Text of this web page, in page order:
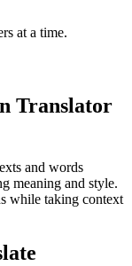
at a time.
Translator
and words
meaning and style.
while taking context